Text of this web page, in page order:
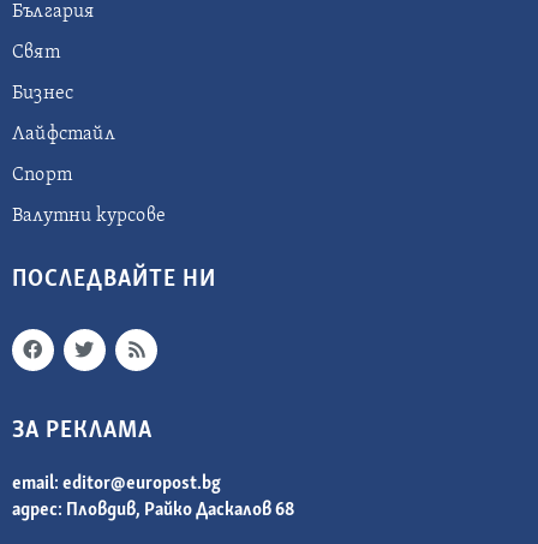
България
Свят
Бизнес
Лайфстайл
Спорт
Валутни курсове
ПОСЛЕДВАЙТЕ НИ
ЗА РЕКЛАМА
email: editor@europost.bg
адрес: Пловдив, Райко Даскалов 68